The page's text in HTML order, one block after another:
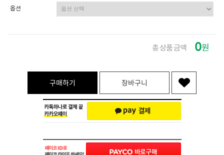
옵션
총 상품 금액 0원
구매하기 장바구니